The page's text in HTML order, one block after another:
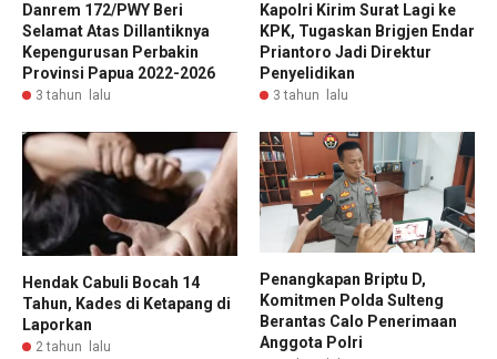
Danrem 172/PWY Beri
Selamat Atas Dillantiknya
Kepengurusan Perbakin
Provinsi Papua 2022-2026
3 tahun lalu
Kapolri Kirim Surat Lagi ke
KPK, Tugaskan Brigjen Endar
Priantoro Jadi Direktur
Penyelidikan
3 tahun lalu
Hendak Cabuli Bocah 14
Tahun, Kades di Ketapang di
Laporkan
2 tahun lalu
Penangkapan Briptu D,
Komitmen Polda Sulteng
Berantas Calo Penerimaan
Anggota Polri